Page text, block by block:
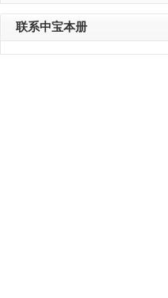
联系中宝本册